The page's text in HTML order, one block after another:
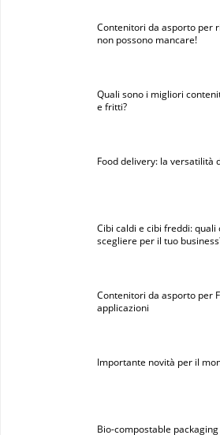
Contenitori da asporto per
non possono mancare!
Quali sono i migliori
e fritti?
Food delivery: la versatilità
Cibi caldi e cibi freddi:
scegliere per il tuo
Contenitori da asporto per
applicazioni
Importante novità per il
Bio-compostable packaging